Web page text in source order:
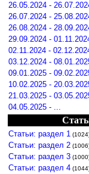
26.05.2024 -
26.07.2024 -
26.08.2024 -
29.09.2024 -
02.11.2024 -
03.12.2024 -
09.01.2025 -
10.02.2025 -
21.03.2025 -
04.05.2025 - ...
Статьи: раздел 1
Статьи: раздел 2
Статьи: раздел 3
Статьи: раздел 4